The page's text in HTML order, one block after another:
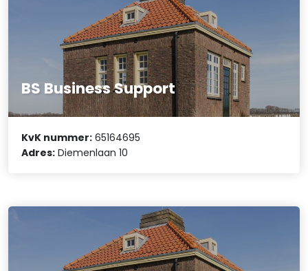
BS Business Support
KvK nummer: 65164695
Adres: Diemenlaan 10